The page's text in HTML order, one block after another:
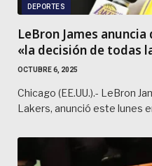
DEPORTES
LeBron James
«la decisión de todas
OCTUBRE 6, 2025
Chicago (EE.UU.).- LeBron
Lakers, anunció este lunes